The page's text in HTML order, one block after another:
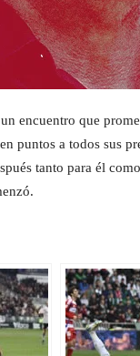
encuentro que
puntos a todos sus
tanto para él